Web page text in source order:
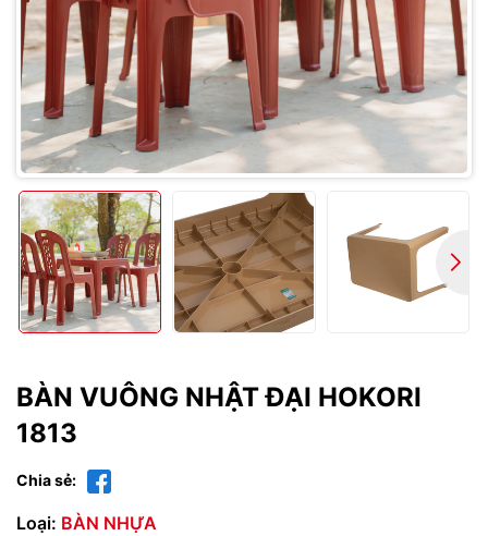
BÀN VUÔNG NHẬT ĐẠI HOKORI
1813
Chia sẻ:
Loại: BÀN NHỰA